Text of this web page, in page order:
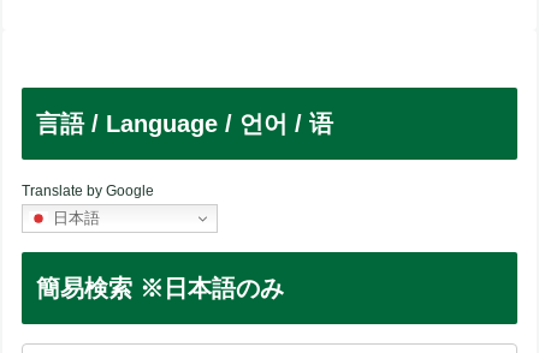
言語 / Language / 언어 / 语
Translate by Google
日本語
簡易検索 ※日本語のみ